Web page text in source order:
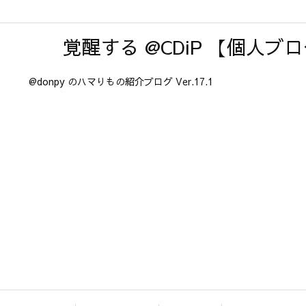
覚醒する @CDiP 【個人ブ
@donpy のハマりもの紹介ブログ Ver.17.1